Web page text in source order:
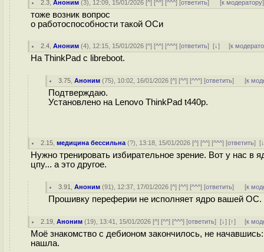
2.3 ,Аноним (3), 12:09, 15/01/2026 [^] [^^] [^^^] [ответить] [к модератору]
тоже возник вопрос
о работоспособности такой ОСи
2.4 ,Аноним (4), 12:15, 15/01/2026 [^] [^^] [^^^] [ответить][↓] [к
На ThinkPad с libreboot.
3.75 ,Аноним (75), 10:02, 16/01/2026 [^] [^^] [^^^] [ответить] [к
Подтверждаю.
Установлено на Lenovo ThinkPad t440p.
2.15 ,медицина бессильна (?), 13:18, 15/01/2026 [^] [^^] [^^^] [ответить][
Нужно тренировать избирательное зрение. Вот у нас в
цпу... а это другое.
3.91 ,Аноним (91), 12:37, 17/01/2026 [^] [^^] [^^^] [ответить] [к
Прошивку переферии не исполняет ядро вашей ОС.
2.19 ,Аноним (19), 13:41, 15/01/2026 [^] [^^] [^^^] [ответить][↓] [↑] [к
Моё знакомство с дебионом закончилось, не
нашла.